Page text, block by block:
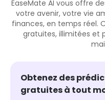
EaseMate AI vous offre
votre avenir, votre vie
finances, en temps réel.
gratuites, illimitées et
Obtenez des
gratuites à tout